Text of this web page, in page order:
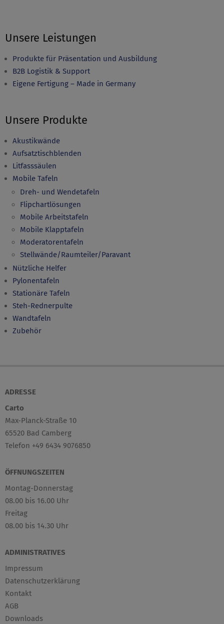
Unsere Leistungen
Produkte für Präsentation und Ausbildung
B2B Logistik & Support
Eigene Fertigung – Made in Germany
Unsere Produkte
Akustikwände
Aufsatztischblenden
Litfasssäulen
Mobile Tafeln
Dreh- und Wendetafeln
Flipchartlösungen
Mobile Arbeitstafeln
Mobile Klapptafeln
Moderatorentafeln
Stellwände/Raumteiler/Paravant
Nützliche Helfer
Pylonentafeln
Stationäre Tafeln
Steh-Rednerpulte
Wandtafeln
Zubehör
ADRESSE
Carto
Max-Planck-Straße 10
65520 Bad Camberg
Telefon +49 6434 9076850
ÖFFNUNGSZEITEN
Montag-Donnerstag
08.00 bis 16.00 Uhr
Freitag
08.00 bis 14.30 Uhr
ADMINISTRATIVES
Impressum
Datenschutzerklärung
Kontakt
AGB
Downloads